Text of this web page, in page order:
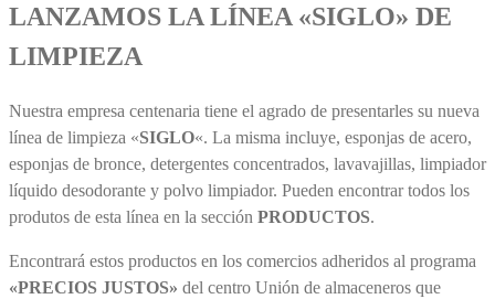
LANZAMOS LA LÍNEA «SIGLO» DE
LIMPIEZA
Nuestra empresa centenaria tiene el agrado de presentarles su nueva
línea de limpieza «SIGLO«. La misma incluye, esponjas de acero,
esponjas de bronce, detergentes concentrados, lavavajillas, limpiador
líquido desodorante y polvo limpiador. Pueden encontrar todos los
produtos de esta línea en la sección PRODUCTOS.
Encontrará estos productos en los comercios adheridos al programa
«PRECIOS JUSTOS» del centro Unión de almaceneros que